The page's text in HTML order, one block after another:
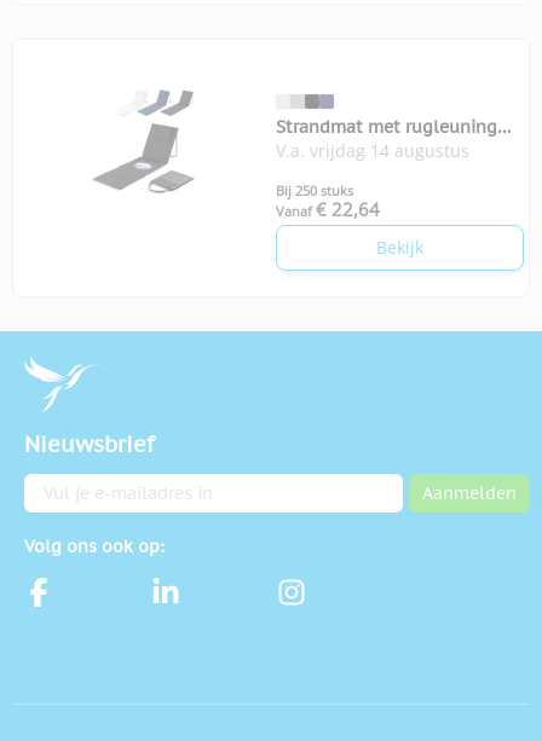
Strandmat met rugleuning
InSideOut
V.a. vrijdag 14 augustus
Bij 250 stuks
Vanaf € 22,64
Bekijk
Nieuwsbrief
E-mailadres Aanmelden
Volg ons ook op: